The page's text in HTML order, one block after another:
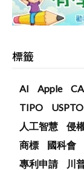
標籤
AI Apple
TIPO
USPTO
人工智慧
侵
商標
國科會
專利申請
川